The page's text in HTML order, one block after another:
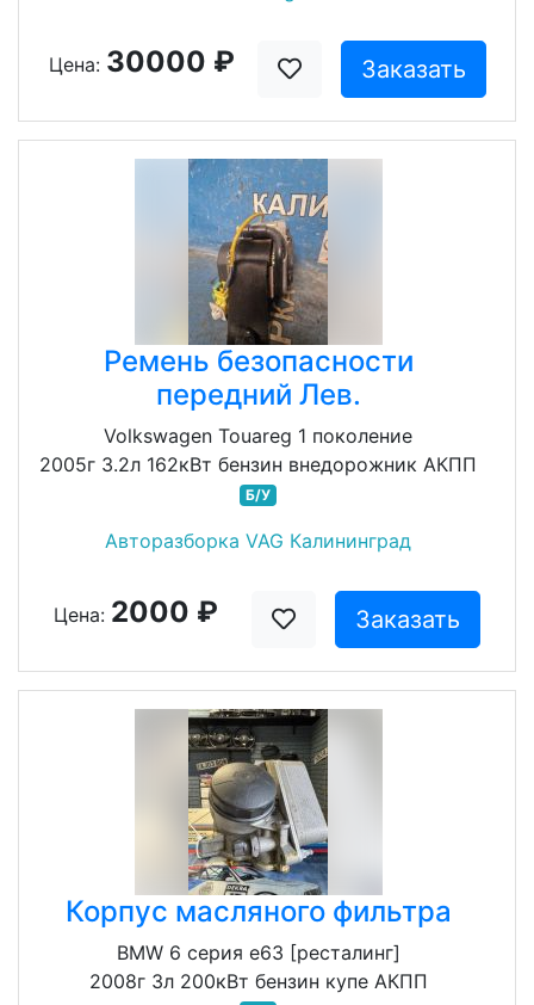
Цена: 30000 ₽ Заказать
Ремень безопасности
передний Лев.
Volkswagen Touareg 1 поколение
2005г 3.2л 162кВт бензин внедорожник АКПП
Б/У
Авторазборка VAG Калининград
Цена: 2000 ₽ Заказать
Корпус масляного фильтра
BMW 6 серия e63 [ресталинг]
2008г 3л 200кВт бензин купе АКПП